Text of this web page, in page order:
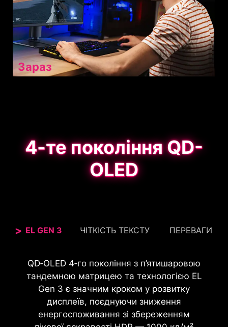
Зараз
4-те покоління QD-
OLED
EL GEN 3 ЧІТКІСТЬ ТЕКСТУ ПЕРЕВАГИ
QD‑OLED 4‑го покоління з п’ятишаровою
тандемною матрицею та технологією EL
Gen 3 є значним кроком у розвитку
дисплеїв, поєднуючи зниження
енергоспоживання зі збереженням
MPG 272URX QD‑OLED із щільністю пікслеів
166 PPI забезпечує чіткіше зображення, кращу
розбірливість тексту та вищу деталізацію в
контенті з високою роздільною здатністю.
стандартом VESA DisplayHDR™ True Black 400,
забезпечує 99% охоплення простору DCI-P3 і
точність передавання кольорів Delta E < 2, що
гарантує насичені кольори та достовірне
відтворення деталей — ідеально для ігор і